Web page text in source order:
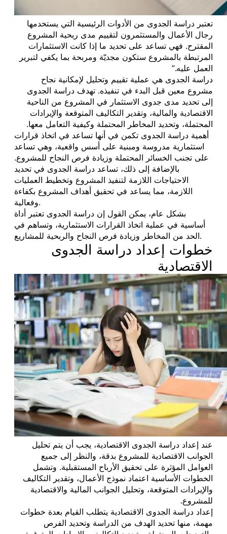
تعتبر دراسة الجدوى من الأدوات الرئيسية التي يستخدمها
رجال الأعمال والمستثمرون لتقييم مدى ربحية المشروع
المقترح. فهي تساعد على تحديد ما إذا كانت الاستثمارات
المرتبطة بالمشروع ستكون مجديّة ومربحة بما يكفي لتبرير
العمل عليه.”
دراسة الجدوى هي عملية تقييم وتحليل لإمكانية نجاح
مشروع معين قبل البدء في تنفيذه. تهدف دراسة الجدوى
إلى تحديد مدى جدوى الاستثمار في المشروع من الناحية
الاقتصادية والمالية، وتقدير التكاليف المتوقعة والإيرادات
المحتملة، وتحديد المخاطر المحتملة وكيفية التعامل معها.
أهمية دراسة الجدوى تكمن في أنها تساعد في اتخاذ قرارات
استثمارية مدروسة ومبنية على أسس واقعية، وهي تساعد
على تجنب الخسائر المحتملة وزيادة فرص النجاح للمشروع.
بالإضافة إلى ذلك، تساعد دراسة الجدوى في تحديد
الاحتياجات اللازمة لتنفيذ المشروع وتخطيط العمليات
اللازمة، مما يساعد في تحقيق أهداف المشروع بكفاءة
وفعالية.
بشكل عام، يمكن القول إن دراسة الجدوى تعتبر أداة
أساسية في عملية اتخاذ القرارات الاستثمارية، وتساهم في
الحد من المخاطر وزيادة فرص النجاح والربحية للمشاريع.
خطوات إعداد دراسة الجدوى
الاقتصادية
عند إعداد دراسة الجدوى الاقتصادية، يجب أن يتم تحليل
الجوانب الاقتصادية للمشروع بدقة، والنظر إلى جميع
العوامل المؤثرة على تحقيق الأرباح المستقبلية. وتشمل
الخطوات الأساسية اعتماد نموذج الأعمال، وتقدير التكاليف
والإيرادات المتوقعة، وتحليل الجوانب المالية والاقتصادية
للمشروع.
إعداد دراسة الجدوى الاقتصادية يتطلب القيام بعدة خطوات
مهمة، منها تحديد الهدف من الدراسة وتحديد الفرص